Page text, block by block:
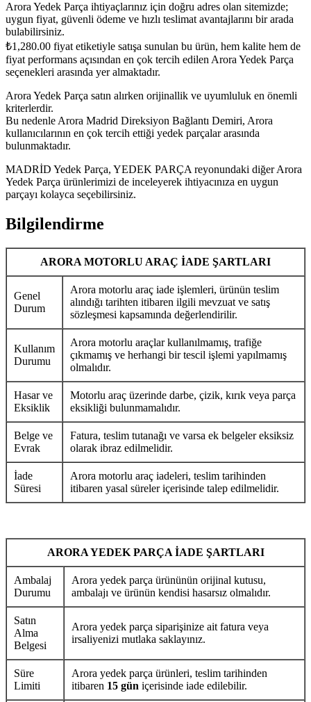
Arora Yedek Parça ihtiyaçlarınız için doğru adres olan sitemizde;
uygun fiyat, güvenli ödeme ve hızlı teslimat avantajlarını bir arada
bulabilirsiniz.
₺1,280.00 fiyat etiketiyle satışa sunulan bu ürün, hem kalite hem de
fiyat performans açısından en çok tercih edilen Arora Yedek Parça
seçenekleri arasında yer almaktadır.
Arora Yedek Parça satın alırken orijinallik ve uyumluluk en önemli
kriterlerdir.
Bu nedenle Arora Madrid Direksiyon Bağlantı Demiri, Arora
kullanıcılarının en çok tercih ettiği yedek parçalar arasında
bulunmaktadır.
MADRİD Yedek Parça, YEDEK PARÇA reyonundaki diğer Arora
Yedek Parça ürünlerimizi de inceleyerek ihtiyacınıza en uygun
parçayı kolayca seçebilirsiniz.
Bilgilendirme
ARORA MOTORLU ARAÇ İADE ŞARTLARI
Genel
Durum
Arora motorlu araç iade işlemleri, ürünün teslim
alındığı tarihten itibaren ilgili mevzuat ve satış
sözleşmesi kapsamında değerlendirilir.
Kullanım
Durumu
Arora motorlu araçlar kullanılmamış, trafiğe
çıkmamış ve herhangi bir tescil işlemi yapılmamış
olmalıdır.
Hasar ve
Eksiklik
Motorlu araç üzerinde darbe, çizik, kırık veya parça
eksikliği bulunmamalıdır.
Belge ve
Evrak
Fatura, teslim tutanağı ve varsa ek belgeler eksiksiz
olarak ibraz edilmelidir.
İade
Süresi
Arora motorlu araç iadeleri, teslim tarihinden
itibaren yasal süreler içerisinde talep edilmelidir.
ARORA YEDEK PARÇA İADE ŞARTLARI
Ambalaj
Durumu
Arora yedek parça ürününün orijinal kutusu,
ambalajı ve ürünün kendisi hasarsız olmalıdır.
Satın
Alma
Belgesi
Arora yedek parça siparişinize ait fatura veya
irsaliyenizi mutlaka saklayınız.
Süre
Limiti
Arora yedek parça ürünleri, teslim tarihinden
itibaren 15 gün içerisinde iade edilebilir.